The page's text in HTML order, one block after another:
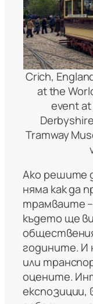
Crich,
at the
event at
Tramway
Ако решите
няма как да
трамваите –
където ще
годините. И
или
оцените.